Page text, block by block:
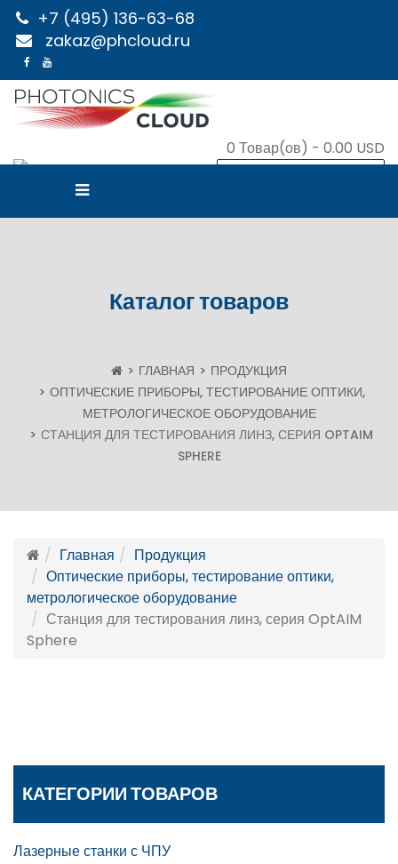
+7 (495) 136-63-68
zakaz@phcloud.ru
0 Товар(ов) - 0.00 USD
Каталог товаров
ГЛАВНАЯ
ПРОДУКЦИЯ
ОПТИЧЕСКИЕ ПРИБОРЫ, ТЕСТИРОВАНИЕ ОПТИКИ,
МЕТРОЛОГИЧЕСКОЕ ОБОРУДОВАНИЕ
СТАНЦИЯ ДЛЯ ТЕСТИРОВАНИЯ ЛИНЗ, СЕРИЯ OPTAIM
SPHERE
Главная
Продукция
Оптические приборы, тестирование оптики,
метрологическое оборудование
Станция для тестирования линз, серия OptAIM
Sphere
КАТЕГОРИИ ТОВАРОВ
Лазерные станки с ЧПУ